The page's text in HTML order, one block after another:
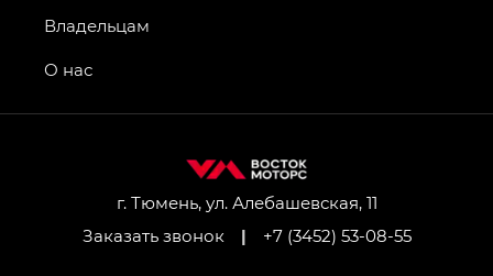
GS4 — Джи Эс 4 (GS4) в комплектациях Джи Би
привод — GB AWD, Джи Эль Полный привод —
Джи Ти — GT, Джи Икс — GX,
Джи Икс ПРЕМИУМ — GX PREMIUM, ЛАУНЖ —
LOUNGE
Empow — Эмпау (Empow) в комплектации
г. Тюмень, ул. Алебашевская, 11
Заказать звонок
| +7 (3452) 53-08-55
Владельцам
О нас